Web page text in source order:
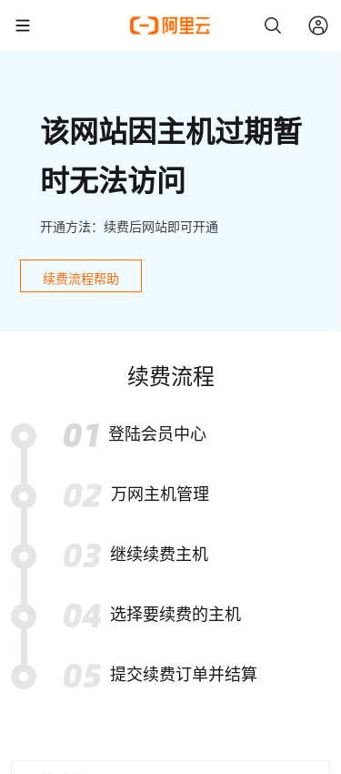
该网站因主机过期暂
时无法访问
开通方法：续费后网站即可开通
续费流程帮助
续费流程
登陆会员中心
万网主机管理
继续续费主机
选择要续费的主机
提交续费订单并结算